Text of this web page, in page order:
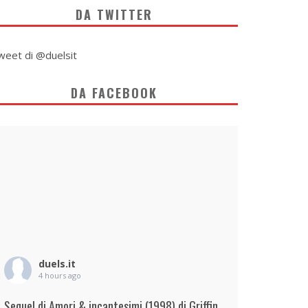
DA TWITTER
di @duelsit
DA FACEBOOK
duels.it
4 hours ago